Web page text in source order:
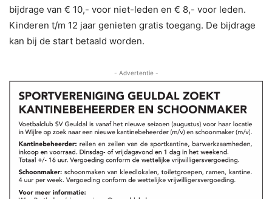
bijdrage van € 10,- voor niet-leden en € 8,- voor leden.
Kinderen t/m 12 jaar genieten gratis toegang. De bijdrage
kan bij de start betaald worden.
- Advertentie -